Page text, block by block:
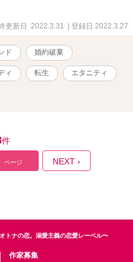
更新日 2022.3.31 | 登録日 2022.3.27
ド 婚約破棄
ィ 転生 エタニティ
件
ページ NEXT ›
トナの恋。溺愛主義の恋愛レーベル〜
作家募集